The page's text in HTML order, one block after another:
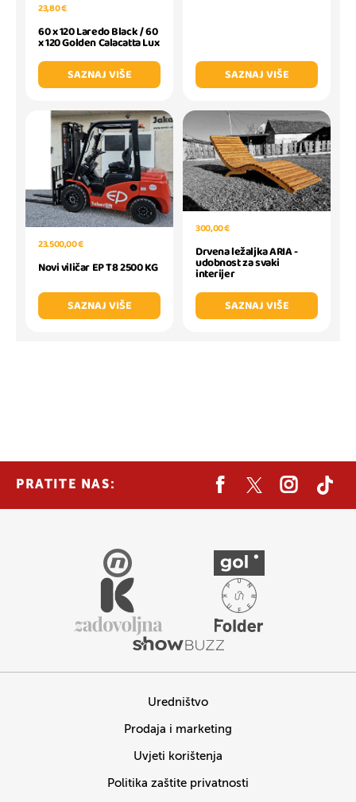
23,80 €
60 x 120 Laredo Black / 60
x 120 Golden Calacatta Lux
SAZNAJ VIŠE
SAZNAJ VIŠE
23.500,00 €
Novi viličar EP T8 2500 KG
SAZNAJ VIŠE
300,00 €
Drvena ležaljka ARIA -
udobnost za svaki
interijer
SAZNAJ VIŠE
PRATITE NAS:
Uredništvo
Prodaja i marketing
Uvjeti korištenja
Politika zaštite privatnosti